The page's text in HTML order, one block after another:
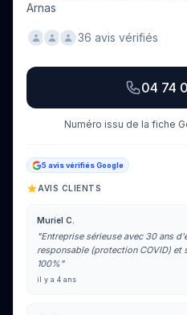
Arnas
36 avis vérifiés
04 74
Numéro issu de la fiche
5 avis vérifiés Google
AVIS CLIENTS
Muriel C.
"Entreprise sérieuse avec 30 ans
responsable (protection COVID) et
100%"
il y a 4 ans